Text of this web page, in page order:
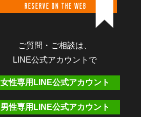
RESERVE ON THE WEB
ご質問・ご相談は、
LINE公式アカウントで
女性専用LINE公式アカウント
男性専用LINE公式アカウント